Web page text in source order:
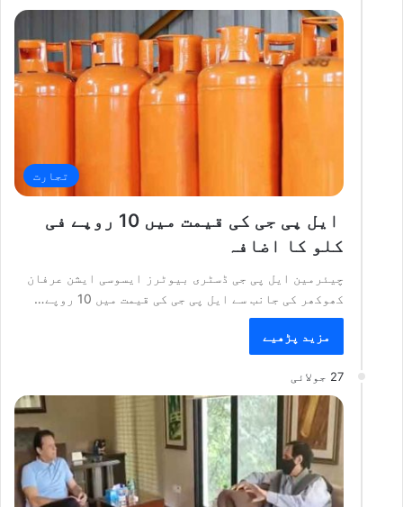
تجارت
ایل پی جی کی قیمت میں 10 روپے فی
کلو کا اضافہ
چیئرمین ایل پی جی ڈسٹری بیوٹرز ایسوسی ایشن عرفان
کھوکھر کی جانب سے ایل پی جی کی قیمت میں 10 روپے…
مزید پڑھیے
27 جولائی